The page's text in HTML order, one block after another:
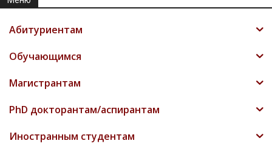
Абитуриентам
Обучающимся
Магистрантам
PhD докторантам/аспирантам
Иностранным студентам